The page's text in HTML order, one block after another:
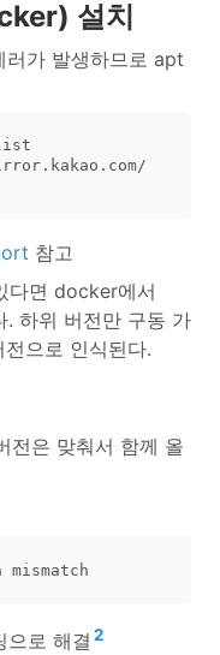
설치
가 발생하므로 apt
참고
다면 docker에서
하위 버전만 구동 가
으로 인식된다.
전은 맞춰서 함께 올
으로 해결 2